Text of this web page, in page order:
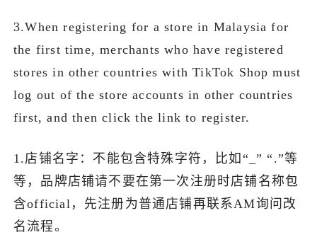
3.When registering for a store in Malaysia for
the first time, merchants who have registered
stores in other countries with TikTok Shop must
log out of the store accounts in other countries
first, and then click the link to register.
1.店铺名字：不能包含特殊字符，比如“_” “.”等
等，品牌店铺请不要在第一次注册时店铺名称包
含official，先注册为普通店铺再联系AM询问改
名流程。